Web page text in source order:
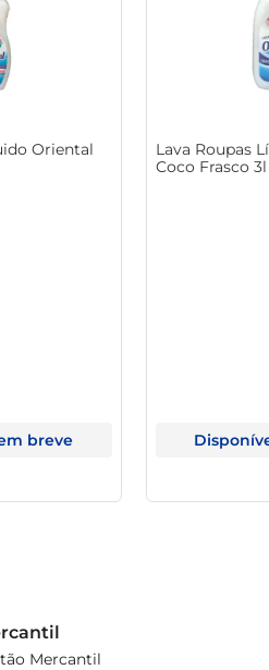
Oriental
breve
Lava Roupas
Coco Frasco 3l
Mercantil